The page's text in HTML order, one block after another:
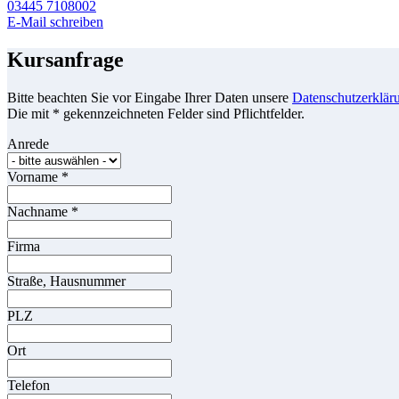
03445 7108002
E-Mail schreiben
Kursanfrage
Bitte beachten Sie vor Eingabe Ihrer Daten unsere
Die mit * gekennzeichneten Felder sind Pflichtfelder.
Anrede
Vorname *
Nachname *
Firma
Straße, Hausnummer
PLZ
Ort
Telefon